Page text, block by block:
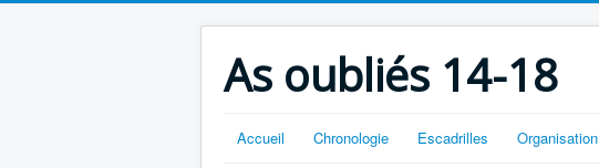
As oubliés 14-18
Accueil Chronologie Escadrilles Organisation